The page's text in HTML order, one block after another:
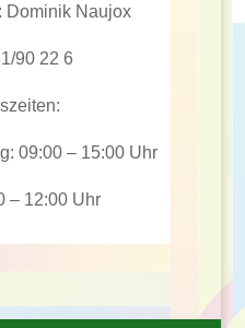
Dominik Naujox
90 22 6
09:00 – 15:00 Uhr
– 12:00 Uhr